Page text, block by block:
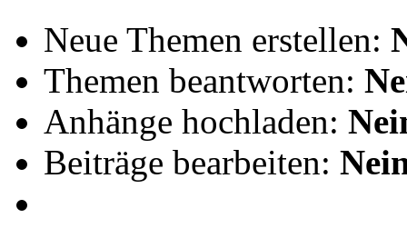
Neue Themen erstellen:
Themen beantworten:
Anhänge hochladen:
Beiträge bearbeiten: